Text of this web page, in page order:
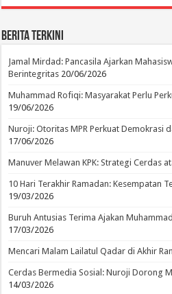
Berita Terkini
Jamal Mirdad: Pancasila Ajarkan
Berintegritas 20/06/2026
Muhammad Rofiqi: Masyarakat Perlu
19/06/2026
Nuroji: Otoritas MPR Perkuat Demokrasi
17/06/2026
Manuver Melawan KPK: Strategi Cerdas
10 Hari Terakhir Ramadan: Kesempatan
19/03/2026
Buruh Antusias Terima Ajakan
17/03/2026
Mencari Malam Lailatul Qadar di Akhir
Cerdas Bermedia Sosial: Nuroji Dorong
14/03/2026